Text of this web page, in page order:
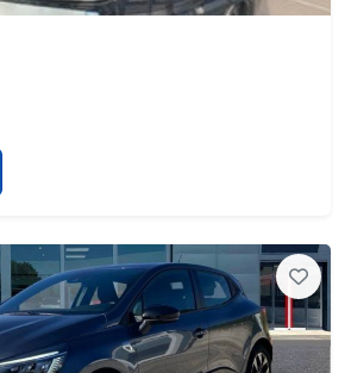
de luminosité
libres"
bi-zone
des feux de